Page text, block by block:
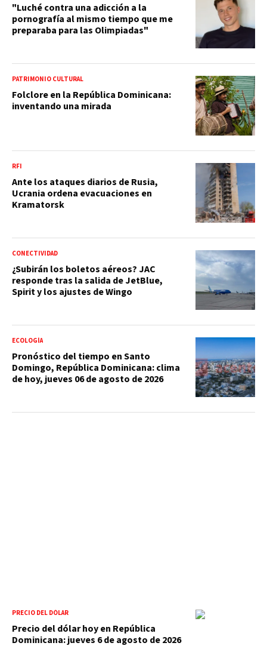
"Luché contra una adicción a la
pornografía al mismo tiempo que me
preparaba para las Olimpiadas"
PATRIMONIO CULTURAL
Folclore en la República Dominicana:
inventando una mirada
RFI
Ante los ataques diarios de Rusia,
Ucrania ordena evacuaciones en
Kramatorsk
CONECTIVIDAD
¿Subirán los boletos aéreos? JAC
responde tras la salida de JetBlue,
Spirit y los ajustes de Wingo
ECOLOGÍA
Pronóstico del tiempo en Santo
Domingo, República Dominicana: clima
de hoy, jueves 06 de agosto de 2026
PRECIO DEL DÓLAR
Precio del dólar hoy en República
Dominicana: jueves 6 de agosto de 2026